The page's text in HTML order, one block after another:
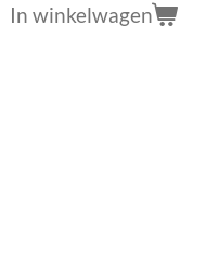
In winkelwagen